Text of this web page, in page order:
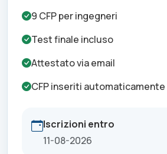
9 CFP peringegneri
Test finale incluso
Attestato via email
CFP inseriti automaticamente
Iscrizioni entro
11-08-2026